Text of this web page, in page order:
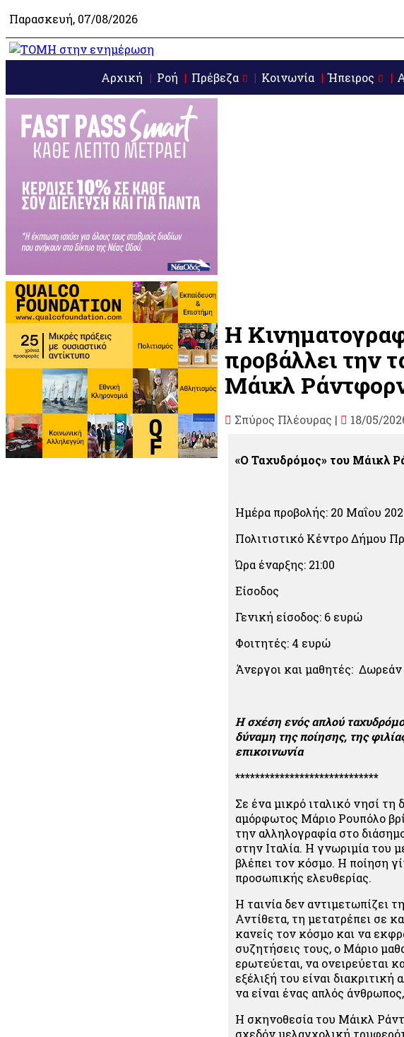
Παρασκευή, 07/08/2026
Αρχική Ροή Πρέβεζα Κοινωνία Ήπειρος
Η
προβάλλει την
Μάικλ
Σπύρος Πλέουρας | 18/05/
«Ο Ταχυδρόμος» του Μάικλ
Ημέρα προβολής: 20 Μαΐου
Πολιτιστικό Κέντρο Δήμου
Ώρα έναρξης: 21:00
Είσοδος
Γενική είσοδος: 6 ευρώ
Φοιτητές: 4 ευρώ
Άνεργοι και μαθητές: Δωρεάν
Η σχέση ενός απλού
δύναμη της ποίησης, της
επικοινωνία
*****************************
Σε ένα μικρό ιταλικό νησί τη
αμόρφωτος Μάριο Ρουπόλο
την αλληλογραφία στο
στην Ιταλία. Η γνωριμία του
βλέπει τον κόσμο. Η ποίηση
προσωπικής ελευθερίας.
Η ταινία δεν αντιμετωπίζει
Αντίθετα, τη μετατρέπει σε
κανείς τον κόσμο και να
συζητήσεις τους, ο Μάριο
ερωτεύεται, να ονειρεύεται
εξέλιξή του είναι
να είναι ένας απλός
Η σκηνοθεσία του Μάικλ
σχεδόν μελαγχολική